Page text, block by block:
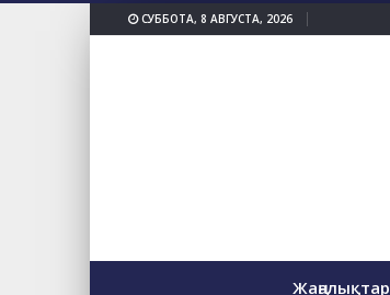
СУББОТА, 8 АВГУСТА, 2026
Жаңалықтар